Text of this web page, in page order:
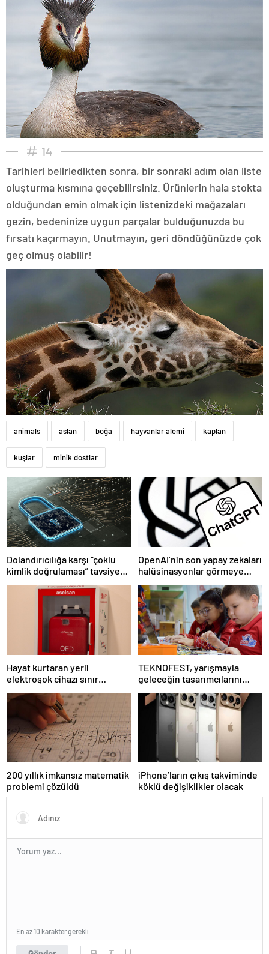
14
Tarihleri belirledikten sonra, bir sonraki adım olan liste
oluşturma kısmına geçebilirsiniz. Ürünlerin hala stokta
olduğundan emin olmak için listenizdeki mağazaları
gezin, bedeninize uygun parçalar bulduğunuzda bu
fırsatı kaçırmayın. Unutmayın, geri döndüğünüzde çok
geç olmuş olabilir!
animals aslan boğa hayvanlar alemi kaplan
kuşlar minik dostlar
Dolandırıcılığa karşı “çoklu
kimlik doğrulaması” tavsiye
ediliyor
OpenAI’nin son yapay zekaları
halüsinasyonlar görmeye
başladı
Hayat kurtaran yerli
elektroşok cihazı sınır
TEKNOFEST, yarışmayla
geleceğin tasarımcılarını
200 yıllık imkansız matematik
problemi çözüldü
iPhone’ların çıkış takviminde
köklü değişiklikler olacak
En az 10 karakter gerekli